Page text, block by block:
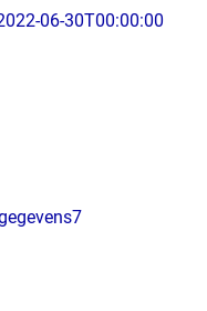
06-30T00:00:00